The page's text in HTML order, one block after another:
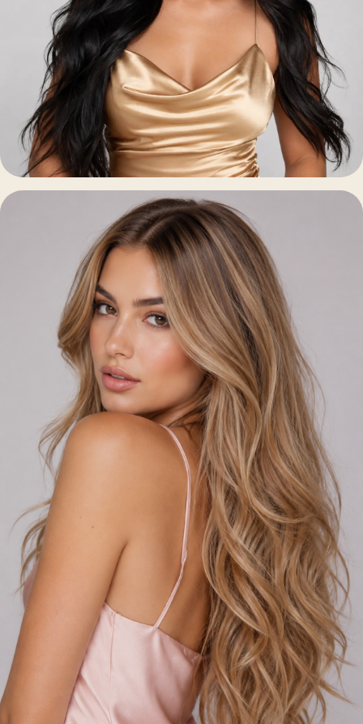
Pelo Natural Premium
Pelo Virgen · Virgin Luxury